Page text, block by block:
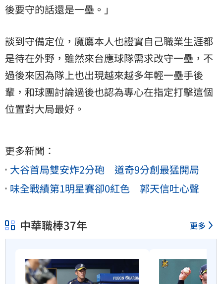
後要守的話還是一壘。」
談到守備定位，魔鷹本人也證實自己職業生涯都
是待在外野，雖然來台應球隊需求改守一壘，不
過後來因為隊上也出現越來越多年輕一壘手後
輩，和球團討論過後也認為專心在指定打擊這個
位置對大局最好。
更多新聞：
大谷首局雙安炸2分砲 道奇9分創最猛開局
味全戰績第1明星賽卻0紅色 郭天信吐心聲
中華職棒37年 更多